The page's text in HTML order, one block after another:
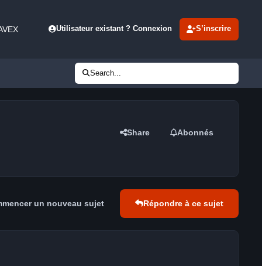
Utilisateur existant ? Connexion S’inscrire
Search...
Share Abonnés
un nouveau sujet Répondre à ce sujet